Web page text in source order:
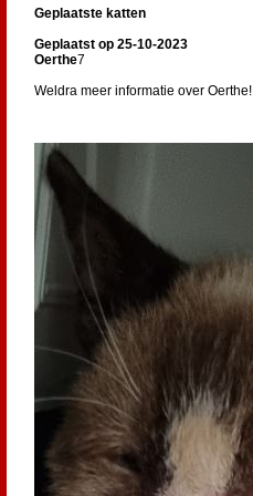
Geplaatste katten
Geplaatst op 25-10-2023
Oerthe7
Weldra meer informatie over Oerthe!